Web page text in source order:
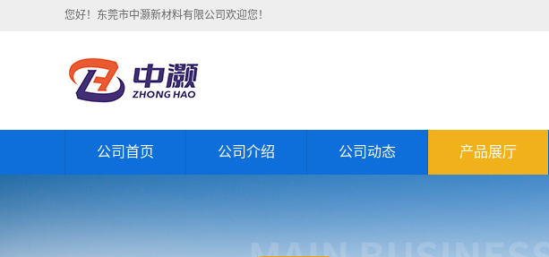
您好！东莞市中灏新材料有限公司欢迎您！
公司首页 公司介绍 公司动态 产品展厅